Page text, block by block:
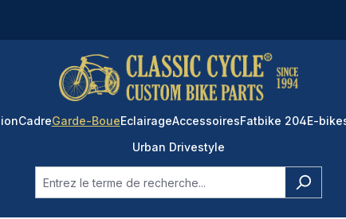
CadreGarde-BoueEclairageAccessoiresFatbike 204E-
Urban Drivestyle